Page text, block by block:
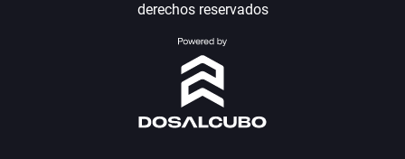
derechos reservados